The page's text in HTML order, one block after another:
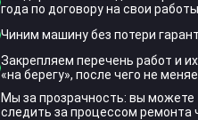
года по договору на свои работы
Чиним машину без потери
Закрепляем перечень работ и
«на берегу», после чего не
Мы за прозрачность: вы можете
следить за процессом ремонта